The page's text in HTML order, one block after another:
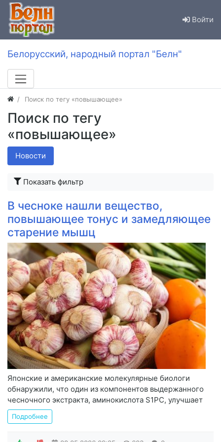
Войти
Белорусский, народный портал "Белн"
Поиск по тегу «повышающее»
Поиск по тегу
«повышающее»
Новости
Показать фильтр
В чесноке нашли вещество,
повышающее тонус и замедляющее
старение мышц
Японские и американские молекулярные биологи
обнаружили, что один из компонентов выдержанного
чесночного экстракта, аминокислота S1PC, улучшает
Подробнее